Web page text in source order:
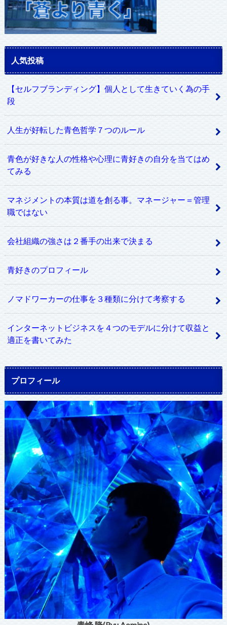
人気投稿
【セルフブランディング】個人として生きていく為の手
段
人生が好転した青色哲学７つのルール
青色が好きな人の性格や心理に青好きの自分を当てはめ
てみる
マネジメントの本質は道を創る事。マネージャー＝管理
職ではない
会社組織の強さは２番手の出来で決まる
青好きのプロフィール
ノマドワーカーの仕事を３種類に分けて考察する
インターネットビジネスを４つのモデルに分けて収益と
適正を書いてみた
プロフィール